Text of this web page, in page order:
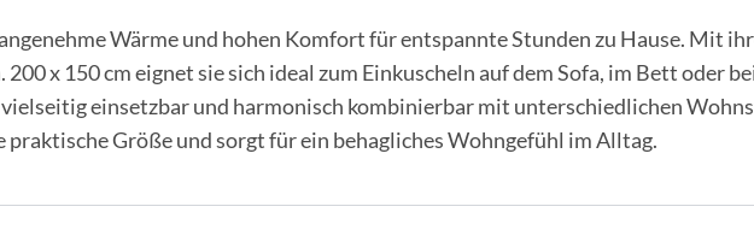
Wärme und hohen Komfort für entspannte Stunden zu Hause. Mit
x 150 cm eignet sie sich ideal zum Einkuscheln auf dem Sofa, im Bett oder
einsetzbar und harmonisch kombinierbar mit unterschiedlichen
praktische Größe und sorgt für ein behagliches Wohngefühl im Alltag.